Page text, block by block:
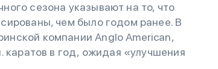
сезона указывают на то, что
чем было годом ранее. В
компании Anglo American,
каратов в год, ожидая «улучшения